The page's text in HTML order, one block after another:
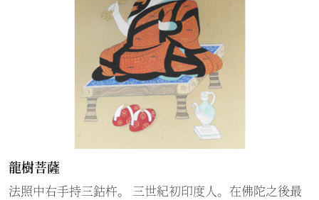
龍樹菩薩
法照中右手持三鈷杵。 三世紀初印度人。在佛陀之後最